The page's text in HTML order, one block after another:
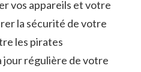
vos appareils et votre⁣
la sécurité de⁤ votre
les ‌pirates
jour régulière de votre